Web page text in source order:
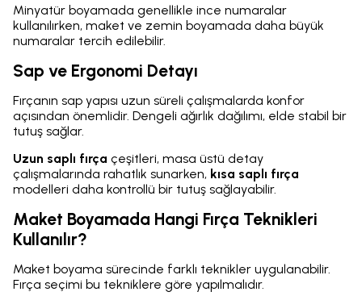
Minyatür boyamada genellikle ince numaralar
kullanılırken, maket ve zemin boyamada daha büyük
numaralar tercih edilebilir.
Sap ve Ergonomi Detayı
Fırçanın sap yapısı uzun süreli çalışmalarda konfor
açısından önemlidir. Dengeli ağırlık dağılımı, elde stabil bir
tutuş sağlar.
Uzun saplı fırça çeşitleri, masa üstü detay
çalışmalarında rahatlık sunarken, kısa saplı fırça
modelleri daha kontrollü bir tutuş sağlayabilir.
Maket Boyamada Hangi Fırça Teknikleri
Kullanılır?
Maket boyama sürecinde farklı teknikler uygulanabilir.
Fırça seçimi bu tekniklere göre yapılmalıdır.